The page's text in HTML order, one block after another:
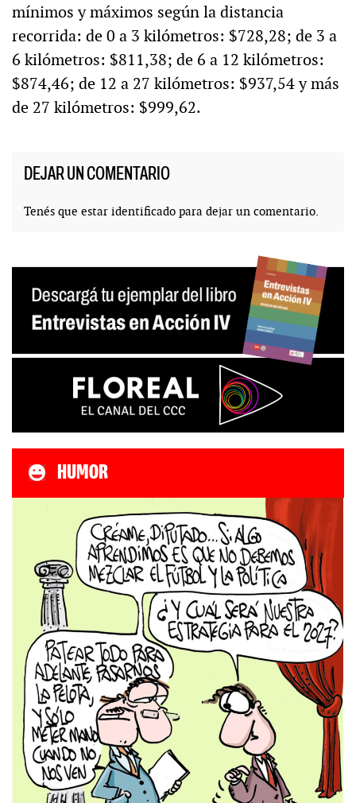
mínimos y máximos según la distancia
recorrida: de 0 a 3 kilómetros: $728,28; de 3 a
6 kilómetros: $811,38; de 6 a 12 kilómetros:
$874,46; de 12 a 27 kilómetros: $937,54 y más
de 27 kilómetros: $999,62.
DEJAR UN COMENTARIO
Tenés que estar identificado para dejar un comentario.
HUMOR